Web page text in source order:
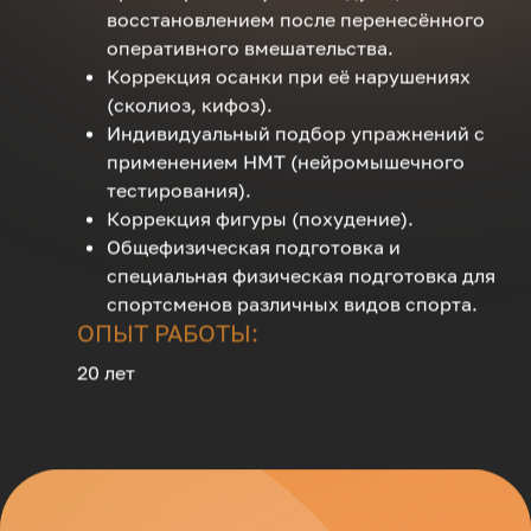
восстановлением после перенесённого
оперативного вмешательства.
Коррекция осанки при её нарушениях
(сколиоз, кифоз).
Индивидуальный подбор упражнений с
применением НМТ (нейромышечного
тестирования).
Коррекция фигуры (похудение).
Общефизическая подготовка и
специальная физическая подготовка для
спортсменов различных видов спорта.
ОПЫТ РАБОТЫ:
20 лет